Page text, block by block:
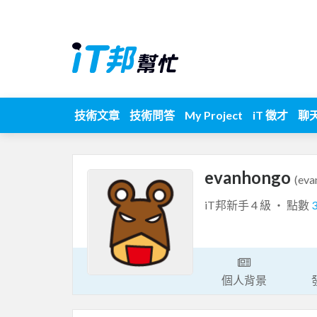
技術文章 技術問答 My Project iT 徵才 聊
evanhongo
iT邦新手 4 級 ‧ 點數
個人背景